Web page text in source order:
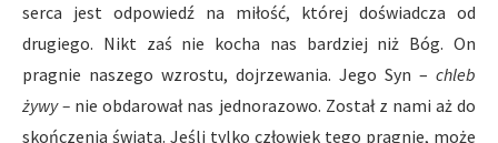
serca jest odpowiedź na miłość, której doświadcza od
drugiego. Nikt zaś nie kocha nas bardziej niż Bóg. On
pragnie naszego wzrostu, dojrzewania. Jego Syn – chleb
żywy – nie obdarował nas jednorazowo. Został z nami aż do
skończenia świata. Jeśli tylko człowiek tego pragnie, może